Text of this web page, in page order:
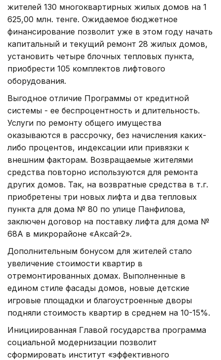
жителей 130 многоквартирных жилых домов на 1
625,00 млн. тенге. Ожидаемое бюджетное
финансирование позволит уже в этом году начать
капитальный и текущий ремонт 28 жилых домов,
установить четыре блочных тепловых пункта,
приобрести 105 комплектов лифтового
оборудования.
Выгодное отличие Программы от кредитной
системы - ее беспроцентность и длительность.
Услуги по ремонту общего имущества
оказываются в рассрочку, без начисления каких-
либо процентов, индексации или привязки к
внешним факторам. Возвращаемые жителями
средства повторно используются для ремонта
других домов. Так, на возвратные средства в т.г.
приобретены три новых лифта и два тепловых
пункта для дома № 80 по улице Панфилова,
заключен договор на поставку лифта для дома №
68А в микрорайоне «Аксай-2».
Дополнительным бонусом для жителей стало
увеличение стоимости квартир в
отремонтированных домах. Выполненные в
едином стиле фасады домов, новые детские
игровые площадки и благоустроенные дворы
подняли стоимость квартир в среднем на 10-15%.
Инициированная Главой государства программа
социальной модернизации позволит
сформировать институт «эффективного